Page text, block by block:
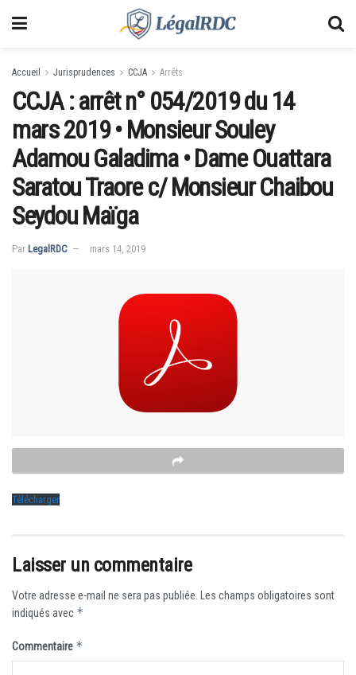
Accueil Jurisprudences CCJA Arrêts
CCJA : arrêt n° 054/2019 du 14
mars 2019 • Monsieur Souley
Adamou Galadima • Dame Ouattara
Saratou Traore c/ Monsieur Chaibou
Seydou Maïga
Par LegalRDC mars 14, 2019
Télécharger
Laisser un commentaire
Votre adresse e-mail ne sera pas publiée.
Les champs obligatoires sont
indiqués avec *
Commentaire *